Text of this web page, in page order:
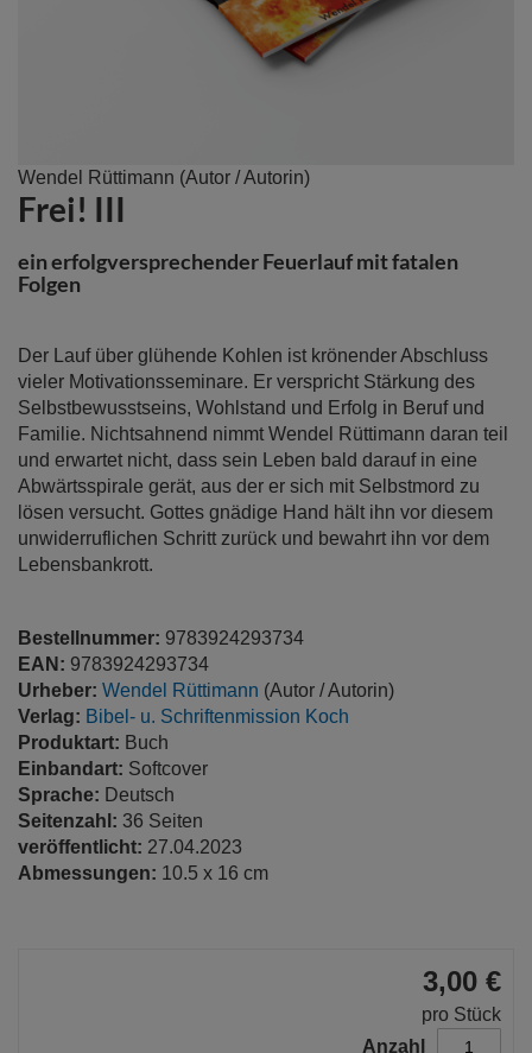
Wendel Rüttimann (Autor / Autorin)
Frei! III
ein erfolgversprechender Feuerlauf mit fatalen
Folgen
Der Lauf über glühende Kohlen ist krönender Abschluss
vieler Motivationsseminare. Er verspricht Stärkung des
Selbstbewusstseins, Wohlstand und Erfolg in Beruf und
Familie. Nichtsahnend nimmt Wendel Rüttimann daran teil
und erwartet nicht, dass sein Leben bald darauf in eine
Abwärtsspirale gerät, aus der er sich mit Selbstmord zu
lösen versucht. Gottes gnädige Hand hält ihn vor diesem
unwiderruflichen Schritt zurück und bewahrt ihn vor dem
Lebensbankrott.
Bestellnummer: 9783924293734
EAN: 9783924293734
Urheber: Wendel Rüttimann (Autor / Autorin)
Verlag: Bibel- u. Schriftenmission Koch
Produktart: Buch
Einbandart: Softcover
Sprache: Deutsch
Seitenzahl: 36 Seiten
veröffentlicht: 27.04.2023
Abmessungen: 10.5 x 16 cm
Zum
Anfang
der
Bildergalerie
springen
3,00 €
pro Stück
Anzahl